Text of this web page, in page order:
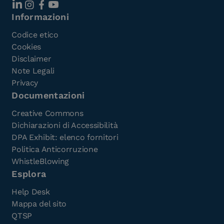
Informazioni
Codice etico
Cookies
Disclaimer
Note Legali
Privacy
Documentazioni
Creative Commons
Dichiarazioni di Accessibilità
DPA Exhibit: elenco fornitori
Politica Anticorruzione
WhistleBlowing
Esplora
Help Desk
Mappa del sito
QTSP